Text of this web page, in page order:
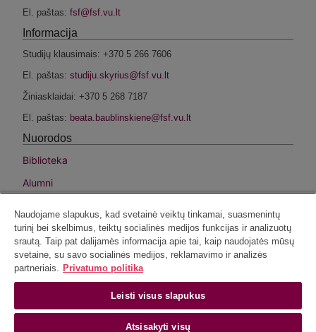
El. paštas:
Informacija
Studijų klausimais: +370 5 266 7606
El. paštas:
Žiniasklaidai: +370 5 268 7187
El. paštas:
Nuorodos
Biblioteka
Alumni
Intranetas
VU privatumo politika
Socialiniai tinklai
Instagram
Naudojame slapukus, kad svetainė veiktų tinkamai, suasmenintų
turinį bei skelbimus, teiktų socialinės medijos funkcijas ir analizuotų
srautą. Taip pat dalijamės informacija apie tai, kaip naudojatės mūsų
svetaine, su savo socialinės medijos, reklamavimo ir analizės
partneriais. Privatumo politika
Leisti visus slapukus
Atsisakyti visų